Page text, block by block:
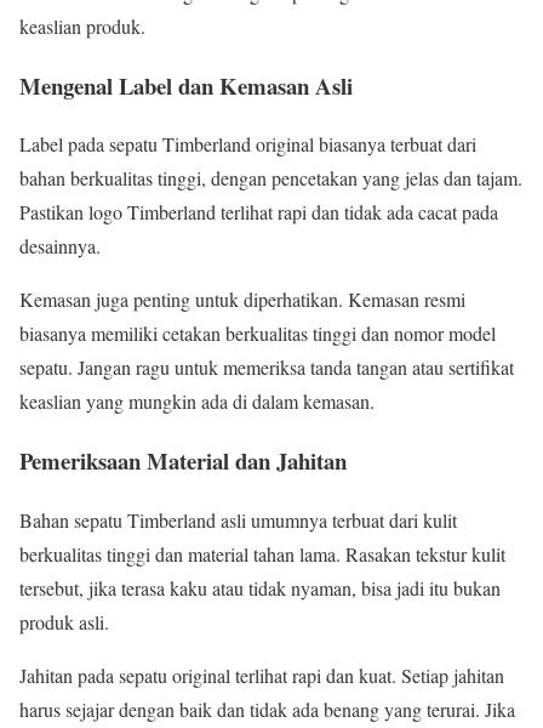
keaslian produk.
Mengenal Label dan Kemasan Asli
Label pada sepatu Timberland original biasanya terbuat dari
bahan berkualitas tinggi, dengan pencetakan yang jelas dan tajam.
Pastikan logo Timberland terlihat rapi dan tidak ada cacat pada
desainnya.
Kemasan juga penting untuk diperhatikan. Kemasan resmi
biasanya memiliki cetakan berkualitas tinggi dan nomor model
sepatu. Jangan ragu untuk memeriksa tanda tangan atau sertifikat
keaslian yang mungkin ada di dalam kemasan.
Pemeriksaan Material dan Jahitan
Bahan sepatu Timberland asli umumnya terbuat dari kulit
berkualitas tinggi dan material tahan lama. Rasakan tekstur kulit
tersebut, jika terasa kaku atau tidak nyaman, bisa jadi itu bukan
produk asli.
Jahitan pada sepatu original terlihat rapi dan kuat. Setiap jahitan
harus sejajar dengan baik dan tidak ada benang yang terurai. Jika